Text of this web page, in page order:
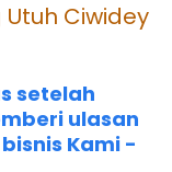
Ciwidey
setelah
ulasan
Kami -